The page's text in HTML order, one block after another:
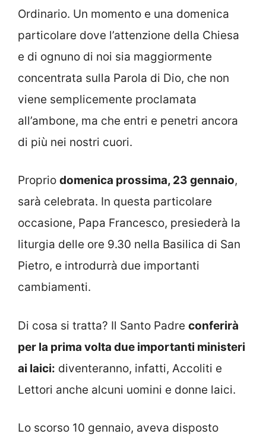
Ordinario. Un momento e una domenica
particolare dove l’attenzione della Chiesa
e di ognuno di noi sia maggiormente
concentrata sulla Parola di Dio, che non
viene semplicemente proclamata
all’ambone, ma che entri e penetri ancora
di più nei nostri cuori.
Proprio domenica prossima, 23 gennaio,
sarà celebrata. In questa particolare
occasione, Papa Francesco, presiederà la
liturgia delle ore 9.30 nella Basilica di San
Pietro, e introdurrà due importanti
cambiamenti.
Di cosa si tratta? Il Santo Padre conferirà
per la prima volta due importanti ministeri
ai laici: diventeranno, infatti, Accoliti e
Lettori anche alcuni uomini e donne laici.
Lo scorso 10 gennaio, aveva disposto